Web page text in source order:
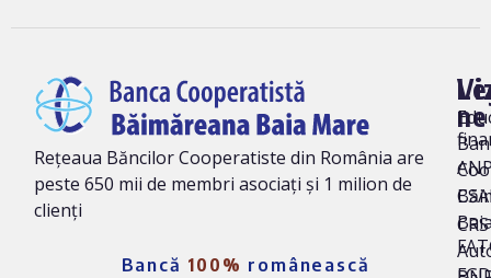
Rețeaua Băncilor Cooperatiste din România are
peste 650 mii de membri asociați și 1 milion de
clienți
Bancă 100% românească
ne